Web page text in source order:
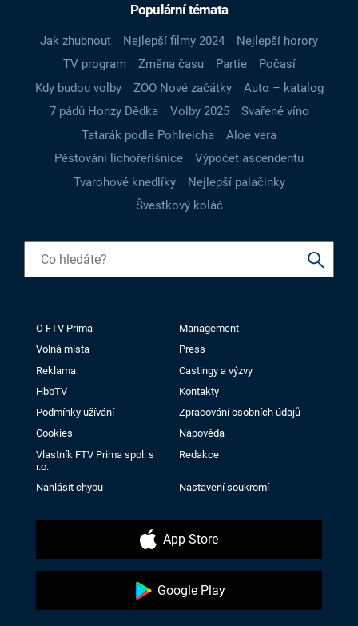
Populární témata
Jak zhubnout Nejlepší filmy 2024
Nejlepší horory
TV program
Změna času Partie
Počasí
Kdy budou volby
ZOO Nové začátky
Auto – katalog
7 pádů Honzy Dědka
Volby 2025
Svařené víno
Tatarák podle Pohlreicha
Aloe vera
Pěstování lichořeřišnice
Výpočet ascendentu
Tvarohové knedlíky
Nejlepší palačinky
Švestkový koláč
O FTV Prima
Management
Volná místa
Press
Reklama
Castingy a výzvy
HbbTV
Kontakty
Podmínky užívání
Zpracování osobních údajů
Cookies
Nápověda
Vlastník FTV Prima spol. s
r.o.
Redakce
Nahlásit chybu Nastavení soukromí
App Store
Google Play